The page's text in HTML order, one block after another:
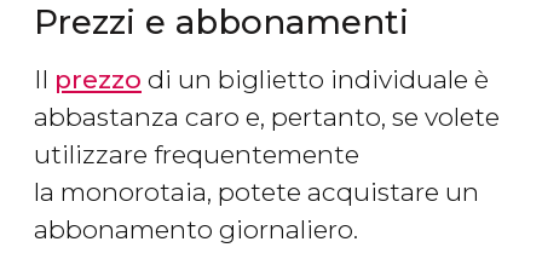
Prezzi e abbonamenti
Il prezzo di un biglietto individuale è
abbastanza caro e, pertanto, se volete
utilizzare frequentemente
la monorotaia, potete acquistare un
abbonamento giornaliero.